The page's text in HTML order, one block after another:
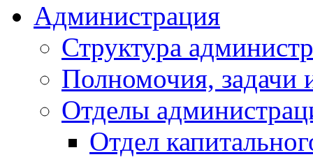
Администрация
Структура
Полномочия, задачи
Отделы
Отдел